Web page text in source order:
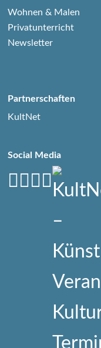
Wohnen & Malen
Privatunterricht
Newsletter
Partnerschaften
KultNet
Social Media